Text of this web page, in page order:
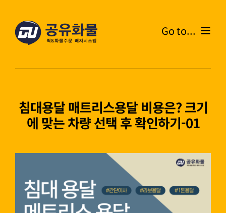
Go to...
주문내역
고객센터
블로그
침대용달 매트리스용달 비용은? 크기
에 맞는 차량 선택 후 확인하기-01